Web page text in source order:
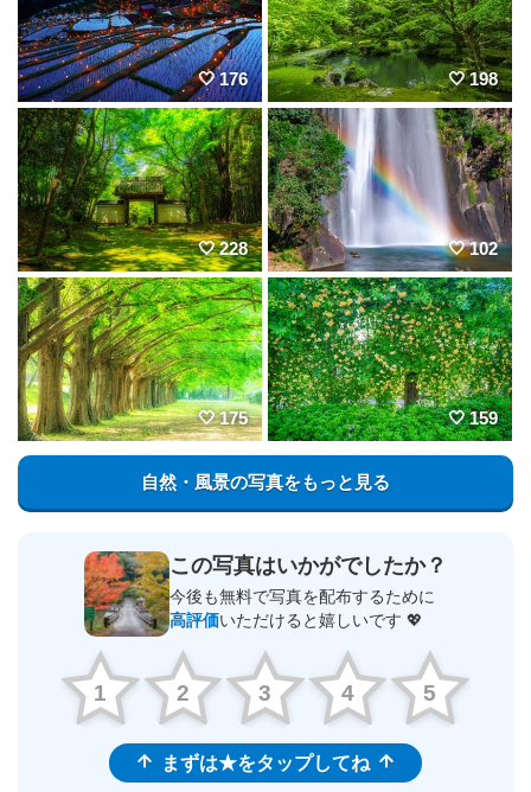
176 198
228 102
175 159
自然・風景の写真をもっと見る
この写真はいかがでしたか？
今後も無料で写真を配布するために
高評価いただけると嬉しいです 💖
1 2 3 4 5
まずは★をタップしてね